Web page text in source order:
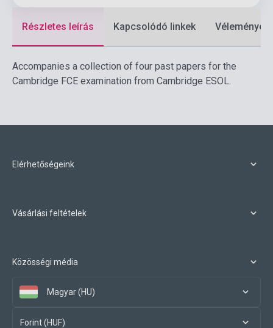
Részletes leírás Kapcsolódó linkek Vélemények
Accompanies a collection of four past papers for the
Cambridge FCE examination from Cambridge ESOL.
Elérhetőségeink
Vásárlási feltételek
Közösségi média
Magyar (HU)
Forint (HUF)